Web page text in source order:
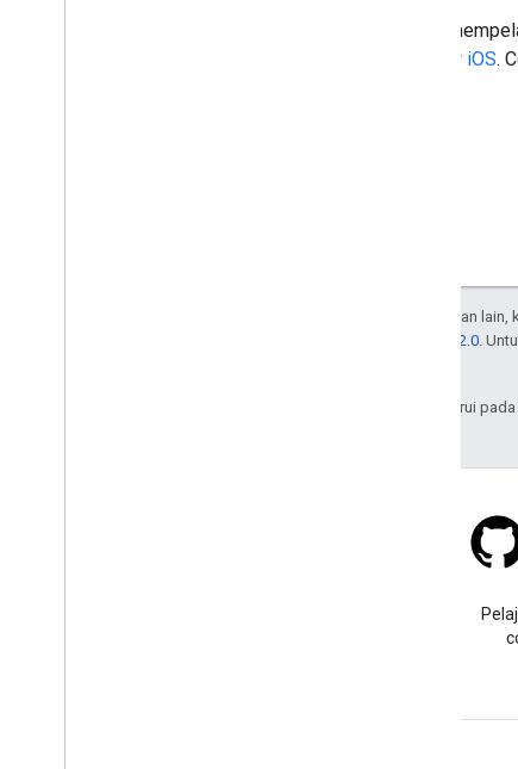
Untuk
SDK for iOS.
Kecuali dinyatakan
Lisensi Apache 2.0 .
Terakhir diperbarui